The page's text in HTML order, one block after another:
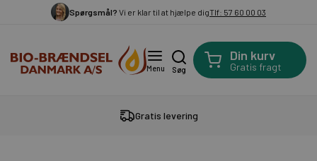
Spørgsmål? Vi er klar til at hjælpe digTlf: 57 60 00 03
Menu Søg
Din kurv
Gratis fragt
Gratis levering